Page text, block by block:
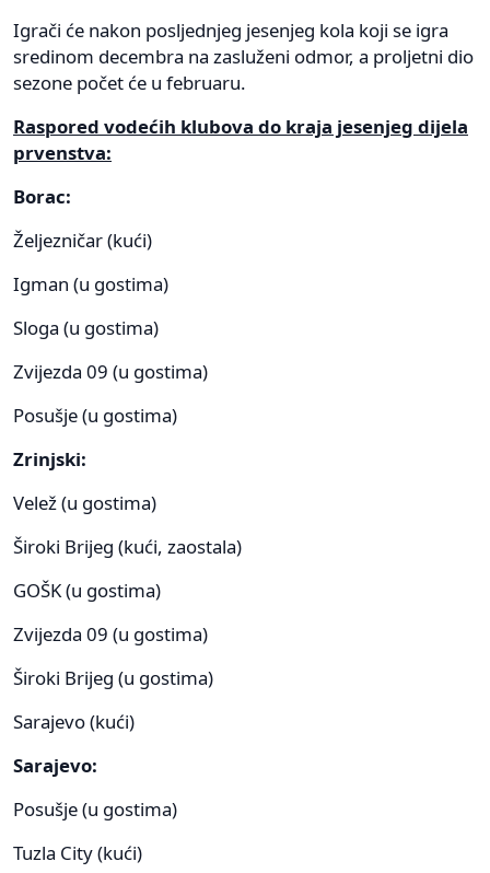
Igrači će nakon posljednjeg jesenjeg kola koji se igra
sredinom decembra na zasluženi odmor, a proljetni dio
sezone počet će u februaru.
Raspored vodećih klubova do kraja jesenjeg dijela
prvenstva:
Borac:
Željezničar (kući)
Igman (u gostima)
Sloga (u gostima)
Zvijezda 09 (u gostima)
Posušje (u gostima)
Zrinjski:
Velež (u gostima)
Široki Brijeg (kući, zaostala)
GOŠK (u gostima)
Zvijezda 09 (u gostima)
Široki Brijeg (u gostima)
Sarajevo (kući)
Sarajevo:
Posušje (u gostima)
Tuzla City (kući)